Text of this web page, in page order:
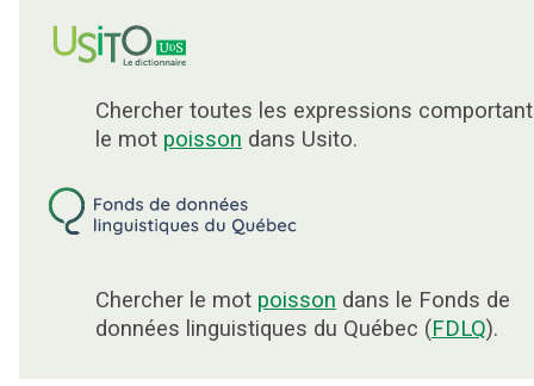
Chercher toutes les expressions comportant
le mot poisson dans Usito.
Chercher le mot poisson dans le Fonds de
données linguistiques du Québec (FDLQ).